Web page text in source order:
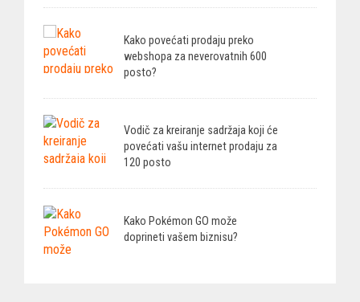
Kako povećati prodaju preko
webshopa za neverovatnih 600
posto?
Vodič za kreiranje sadržaja koji će
povećati vašu internet prodaju za
120 posto
Kako Pokémon GO može
doprineti vašem biznisu?